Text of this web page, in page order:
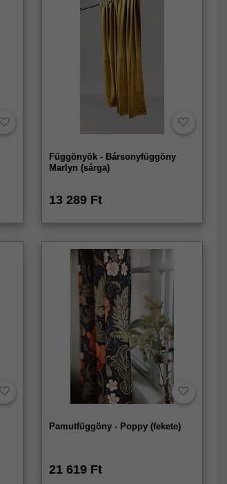
Függönyök - Bársonyfüggöny
Marlyn (sárga)
13 289 Ft
Pamutfüggöny - Poppy (fekete)
21 619 Ft